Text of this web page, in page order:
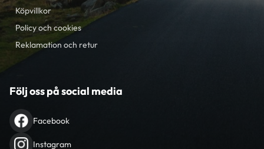
Köpvillkor
Policy och cookies
Reklamation och retur
Följ oss på social media
Facebook
Instagram